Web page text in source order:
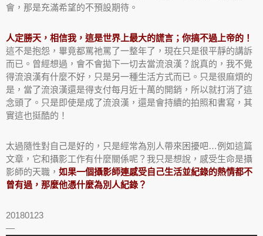
會，那是充滿希望的不預設期待。
人定勝天，相信我，這是世界上最大的謊言；你搞不過上帝的！
這不是抱怨，畢竟都罵祂罵了一整年了，現在只是很平靜的講訴
而已。曾經想過，會不會拋下一切去當流浪漢？說真的，我不覺
得流浪漢有什麼不好，只是另一種生活方式而已。只是很麻煩的
是，當了流浪漢還是得支付每月近十萬的開銷，所以就打消了這
念頭了。只是即使是成了流浪漢，還是會持續的拍照和書寫，其
實這也挺酷的！
太過隨性對自己是好的，只是經常為別人帶來困擾吧…例如這篇
文章，它和攝影工作有什麼關係呢？我只是想說，感受生命是攝
影師的天職， 如果一個攝影師連感受自己生活並紀錄的熱情都不
曾有過，那麼他憑什麼為別人紀錄？
20180123
—